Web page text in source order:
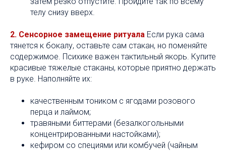
телу снизу вверх.
2. Сенсорное замещение ритуала Если рука сама
тянется к бокалу, оставьте сам стакан, но поменяйте
содержимое. Психике важен тактильный якорь. Купите
красивые тяжелые стаканы, которые приятно держать
в руке. Наполняйте их:
качественным тоником с ягодами розового
перца и лаймом;
травяными биттерами (безалкогольными
концентрированными настойками);
кефиром со специями или комбучей (чайным